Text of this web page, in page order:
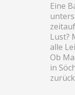
Eine
Lust?
alle
Ob
in